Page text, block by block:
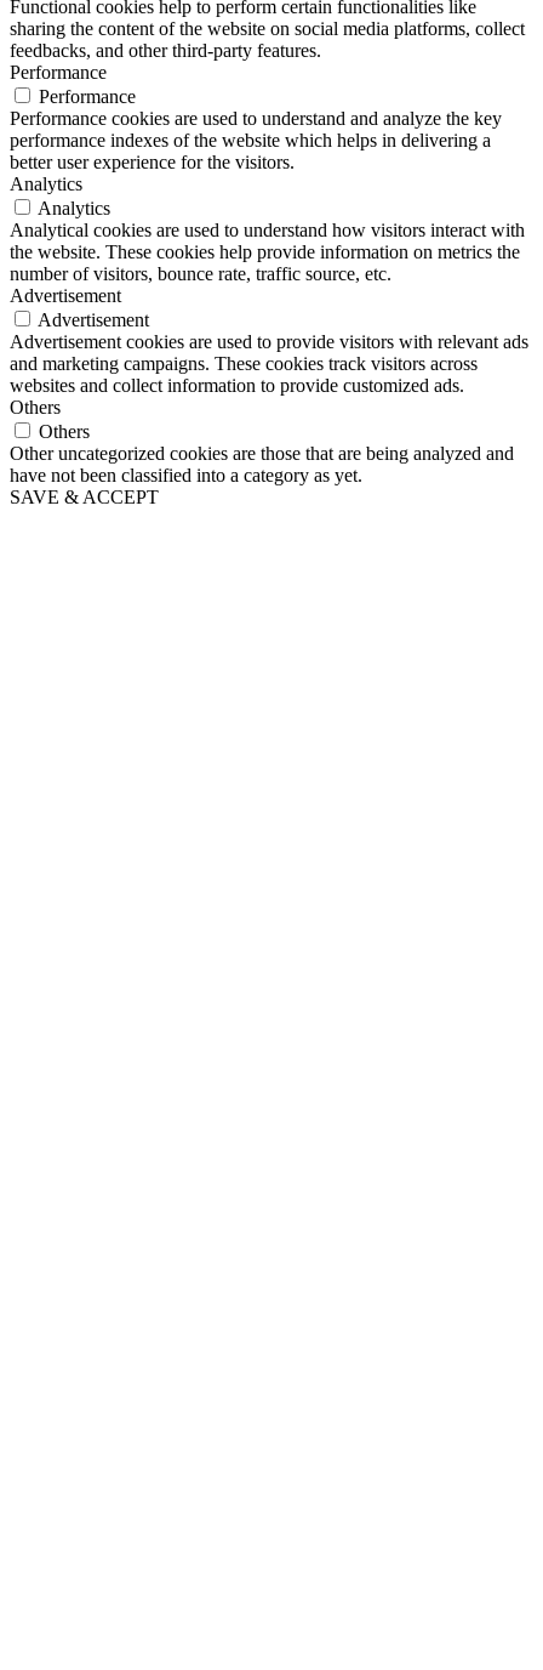
Functional cookies help to perform certain functionalities like
sharing the content of the website on social media platforms, collect
feedbacks, and other third-party features.
Performance
Performance
Performance cookies are used to understand and analyze the key
performance indexes of the website which helps in delivering a
better user experience for the visitors.
Analytics
Analytics
Analytical cookies are used to understand how visitors interact with
the website. These cookies help provide information on metrics the
number of visitors, bounce rate, traffic source, etc.
Advertisement
Advertisement
Advertisement cookies are used to provide visitors with relevant ads
and marketing campaigns. These cookies track visitors across
websites and collect information to provide customized ads.
Others
Others
Other uncategorized cookies are those that are being analyzed and
have not been classified into a category as yet.
SAVE & ACCEPT